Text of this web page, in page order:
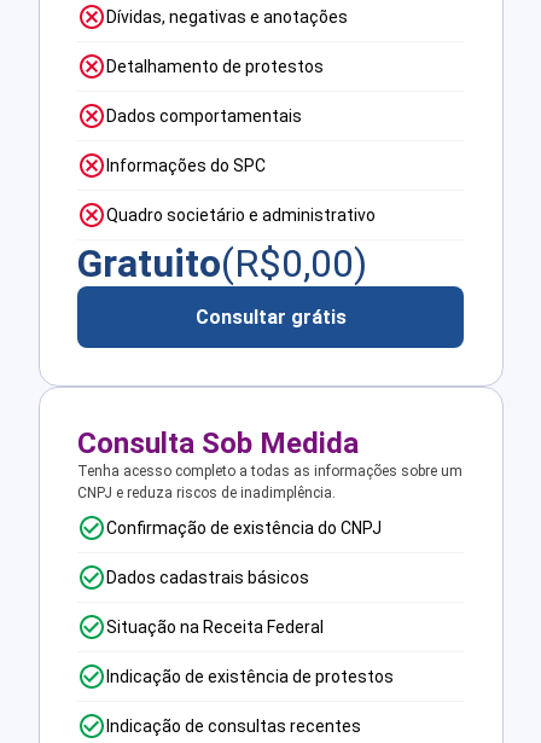
Dívidas, negativas e anotações
Detalhamento de protestos
Dados comportamentais
Informações do SPC
Quadro societário e administrativo
Gratuito(R$0,00)
Consultar grátis
Consulta Sob Medida
Tenha acesso completo a todas as informações sobre um
CNPJ e reduza riscos de inadimplência.
Confirmação de existência do CNPJ
Dados cadastrais básicos
Situação na Receita Federal
Indicação de existência de protestos
Indicação de consultas recentes